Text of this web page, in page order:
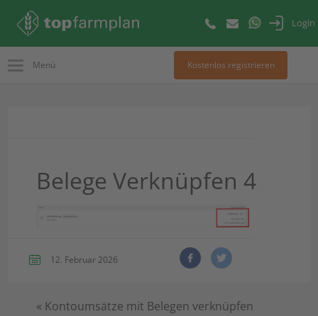
Login
Menü Kostenlos registrieren
Belege Verknüpfen 4
12. Februar 2026
« Kontoumsätze mit Belegen verknüpfen